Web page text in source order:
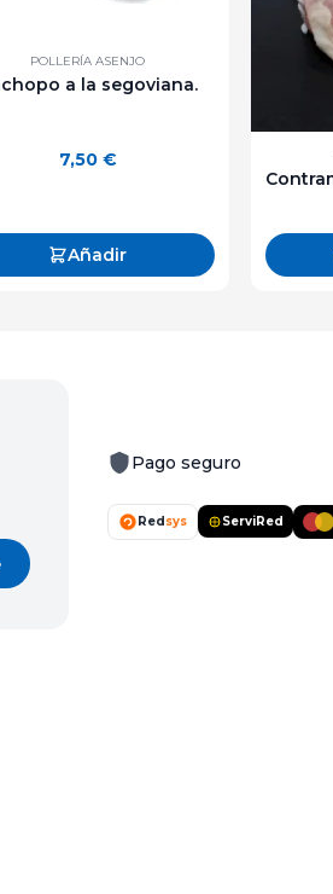
POLLERÍA ASENJO
a la segoviana.
7,50 €
Añadir
Pago seguro
Redsys ServiRed